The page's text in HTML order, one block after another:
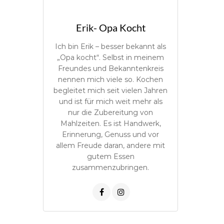
Erik- Opa Kocht
Ich bin Erik – besser bekannt als
„Opa kocht“. Selbst in meinem
Freundes und Bekanntenkreis
nennen mich viele so. Kochen
begleitet mich seit vielen Jahren
und ist für mich weit mehr als
nur die Zubereitung von
Mahlzeiten. Es ist Handwerk,
Erinnerung, Genuss und vor
allem Freude daran, andere mit
gutem Essen
zusammenzubringen.